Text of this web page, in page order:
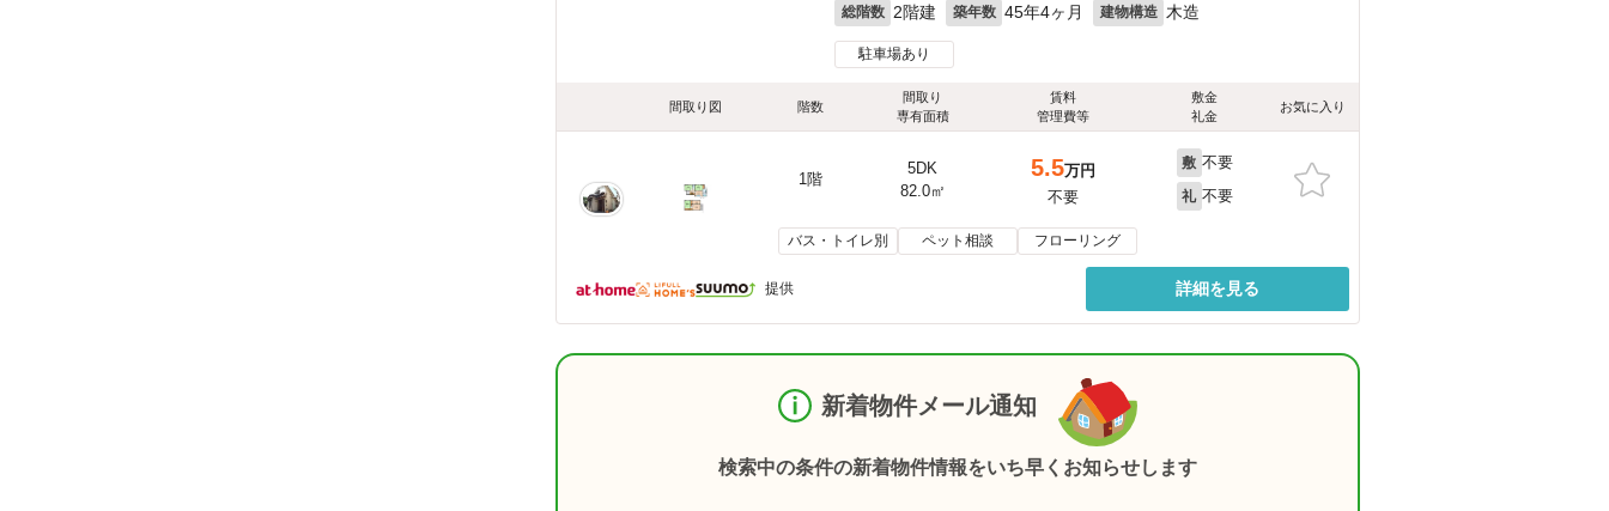
総階数 2階建 築年数 45年4ヶ月 建物構造 木造
駐車場あり
間取り図 階数
間取り
専有面積
賃料
管理費等
敷金
礼金
お気に入り
1階
5DK
82.0㎡
5.5万円
不要
敷 不要
礼 不要
バス・トイレ別 ペット相談 フローリング
提供 詳細を見る
新着物件メール通知
検索中の条件の新着物件情報をいち早くお知らせします